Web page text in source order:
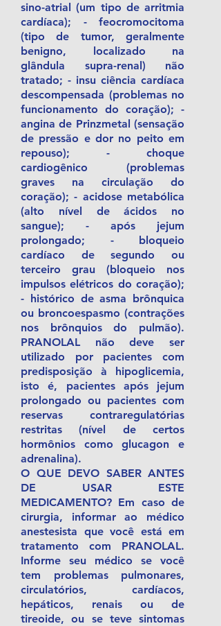
sino-atrial (um tipo de arritmia
cardíaca); - feocromocitoma
(tipo de tumor, geralmente
benigno, localizado na
glândula supra-renal) não
tratado; - insu ciência cardíaca
descompensada (problemas no
funcionamento do coração); -
angina de Prinzmetal (sensação
de pressão e dor no peito em
repouso); - choque
cardiogênico (problemas
graves na circulação do
coração); - acidose metabólica
(alto nível de ácidos no
sangue); - após jejum
prolongado; - bloqueio
cardíaco de segundo ou
terceiro grau (bloqueio nos
impulsos elétricos do coração);
- histórico de asma brônquica
ou broncoespasmo (contrações
nos brônquios do pulmão).
PRANOLAL não deve ser
utilizado por pacientes com
predisposição à hipoglicemia,
isto é, pacientes após jejum
prolongado ou pacientes com
reservas contraregulatórias
restritas (nível de certos
hormônios como glucagon e
adrenalina).
O QUE DEVO SABER ANTES
DE USAR ESTE
MEDICAMENTO? Em caso de
cirurgia, informar ao médico
anestesista que você está em
tratamento com PRANOLAL.
Informe seu médico se você
tem problemas pulmonares,
circulatórios, cardíacos,
hepáticos, renais ou de
tireoide, ou se teve sintomas